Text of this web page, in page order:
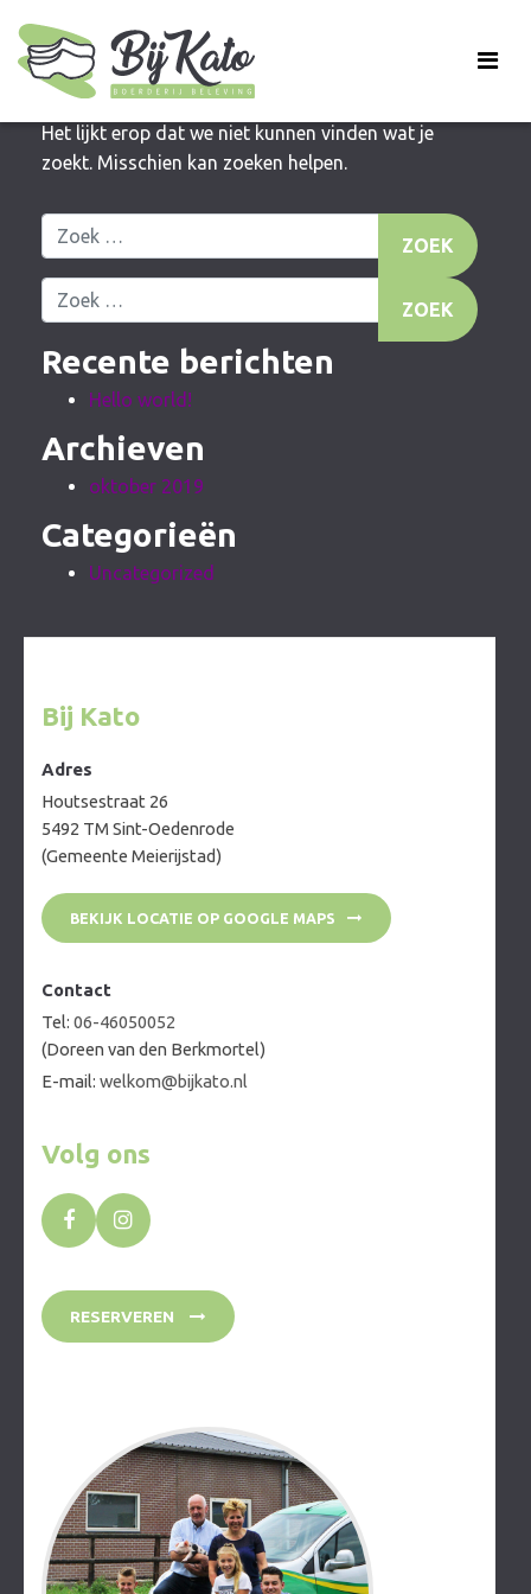
Niets gevonden
Het lijkt erop dat we niet kunnen vinden wat je
zoekt. Misschien kan zoeken helpen.
Zoek naar:
Zoek naar:
Recente berichten
Hello world!
Archieven
oktober 2019
Categorieën
Uncategorized
Bij Kato
Adres
Houtsestraat 26
5492 TM Sint-Oedenrode
(Gemeente Meierijstad)
BEKIJK LOCATIE OP GOOGLE MAPS
Contact
Tel: 06-46050052
(Doreen van den Berkmortel)
E-mail: welkom@bijkato.nl
Volg ons
RESERVEREN